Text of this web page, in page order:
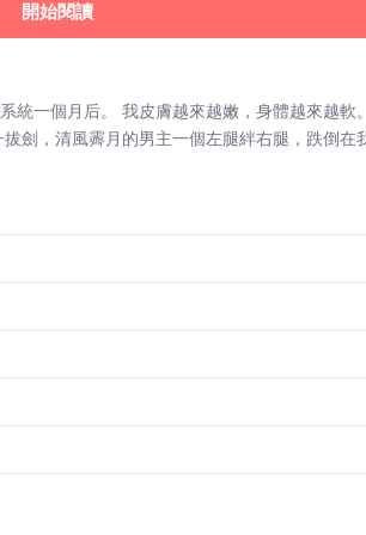
開始閱讀
統一個月后。 我皮膚越來越嫩，身體越來越
劍，清風霽月的男主一個左腿絆右腿，跌倒在